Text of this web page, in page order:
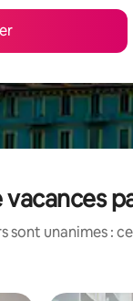
vacances
sont unanimes :